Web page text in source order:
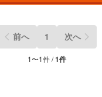
前へ 1 次へ
1〜1件 /1件
父村(0